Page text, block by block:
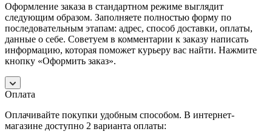
Оформление заказа в стандартном режиме выглядит
следующим образом. Заполняете полностью форму по
последовательным этапам: адрес, способ доставки, оплаты,
данные о себе. Советуем в комментарии к заказу написать
информацию, которая поможет курьеру вас найти. Нажмите
кнопку «Оформить заказ».
Оплата
Оплачивайте покупки удобным способом. В интернет-
магазине доступно 2 варианта оплаты: